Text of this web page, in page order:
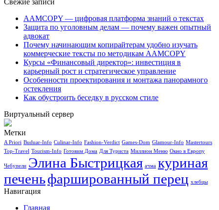
Свежие записи
AAMCOPY — цифровая платформа знаний о текстах
Защита по уголовным делам — почему важен опытный
адвокат
Почему начинающим копирайтерам удобно изучать
коммерческие тексты по методикам AAMCOPY
Курсы «Финансовый директор»: инвестиция в
карьерный рост и стратегическое управление
Особенности проектирования и монтажа панорамного
остекления
Как обустроить беседку в русском стиле
Виртуальный сервер
Метки
A Priori Buduar-Info Culinar-Info Fashion-Verdict Games-Dom Glamour-Info Mastertours
Top-Travel Tourism-Info Готовим Дома Для Туриста Миллион Меню Окно в Европу
Чебупели Элина Быстрицкая ачма куриная
печеньфаршированный перец хлебцы
Навигация
Главная